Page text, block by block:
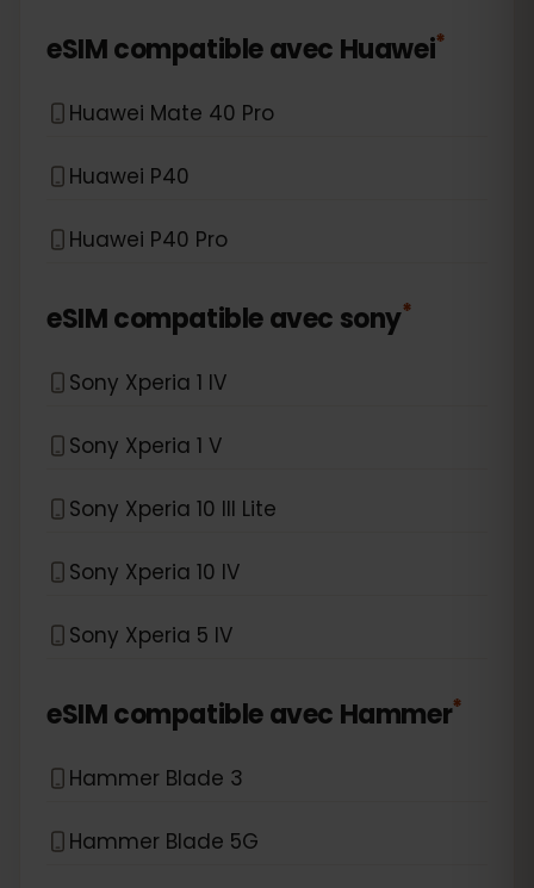
eSIM compatible avec Huawei*
Huawei Mate 40 Pro
Huawei P40
Huawei P40 Pro
eSIM compatible avec sony*
Sony Xperia 1 IV
Sony Xperia 1 V
Sony Xperia 10 III Lite
Sony Xperia 10 IV
Sony Xperia 5 IV
eSIM compatible avec Hammer*
Hammer Blade 3
Hammer Blade 5G